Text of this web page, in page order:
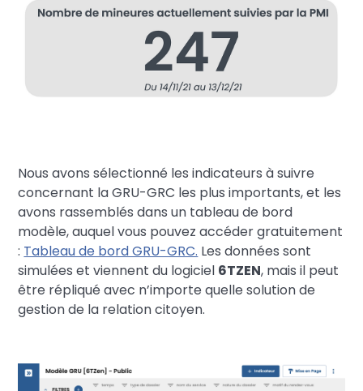
Nous avons sélectionné les indicateurs à suivre
concernant la GRU-GRC les plus importants, et les
avons rassemblés dans un tableau de bord
modèle, auquel vous pouvez accéder gratuitement
: Tableau de bord GRU-GRC. Les données sont
simulées et viennent du logiciel 6TZEN, mais il peut
être répliqué avec n’importe quelle solution de
gestion de la relation citoyen.